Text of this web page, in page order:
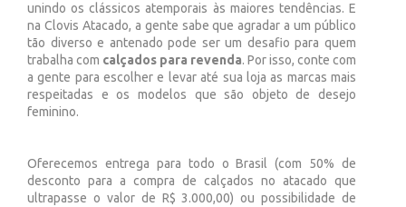
unindo os clássicos atemporais às maiores tendências. E
na Clovis Atacado, a gente sabe que agradar a um público
tão diverso e antenado pode ser um desafio para quem
trabalha com calçados para revenda. Por isso, conte com
a gente para escolher e levar até sua loja as marcas mais
respeitadas e os modelos que são objeto de desejo
feminino.
Oferecemos entrega para todo o Brasil (com 50% de
desconto para a compra de calçados no atacado que
ultrapasse o valor de R$ 3.000,00) ou possibilidade de